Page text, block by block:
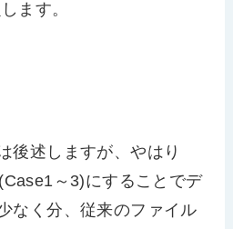
ます。
後述しますが、やはり
～3)にすることでデ
なく分、従来のファイル